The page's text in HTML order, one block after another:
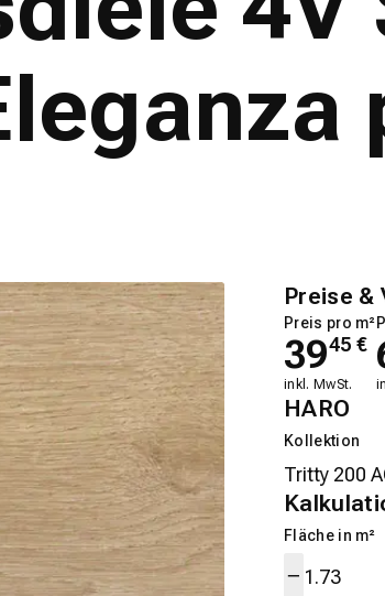
Preise
Preis pro m²
3945 €
inkl. MwSt.
HARO
Kollektion
Fläche in m²